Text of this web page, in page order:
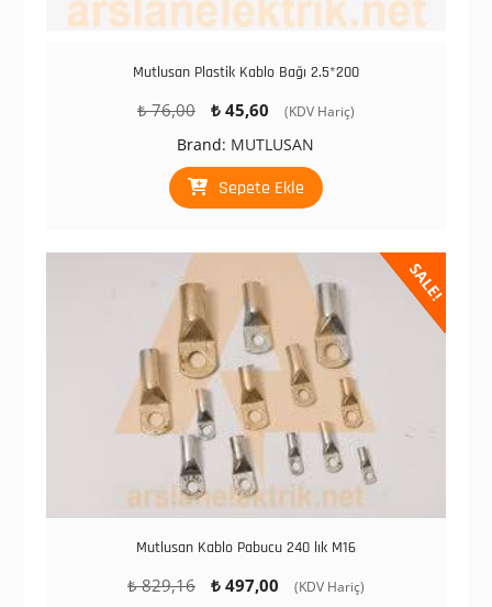
Mutlusan Plastik Kablo Bağı 2.5*200
₺76,00
Orijinal
fiyat:
₺ 76,00.
₺45,60
Şu
fiyat:
₺ 45,60.
(KDV Hariç)
Brand: MUTLUSAN
Sepete Ekle
SALE!
Mutlusan Kablo Pabucu 240 lık M16
₺829,16
Orijinal
₺497,00
Şu
(KDV Hariç)